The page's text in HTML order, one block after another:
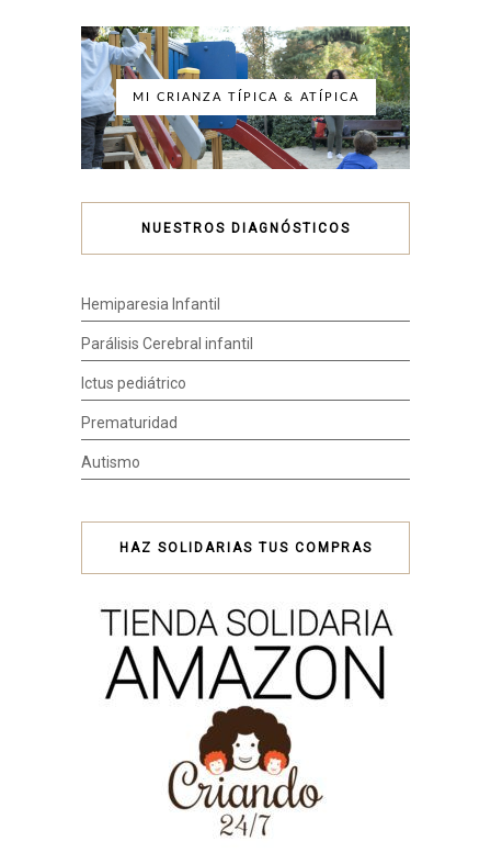
MI CRIANZA TÍPICA & ATÍPICA
NUESTROS DIAGNÓSTICOS
Hemiparesia Infantil
Parálisis Cerebral infantil
Ictus pediátrico
Prematuridad
Autismo
HAZ SOLIDARIAS TUS COMPRAS